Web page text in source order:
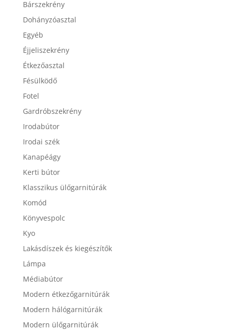
Bárszekrény
Dohányzóasztal
Egyéb
Éjjeliszekrény
Étkezőasztal
Fésülködő
Fotel
Gardróbszekrény
Irodabútor
Irodai szék
Kanapéágy
Kerti bútor
Klasszikus ülőgarnitúrák
Komód
Könyvespolc
Kyo
Lakásdíszek és kiegészítők
Lámpa
Médiabútor
Modern étkezőgarnitúrák
Modern hálógarnitúrák
Modern ülőgarnitúrák